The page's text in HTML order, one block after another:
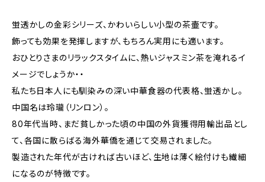
蛍透かしの金彩シリーズ、かわいらしい小型の茶壷です。
飾っても効果を発揮しますが、もちろん実用にも適います。
おひとりさまのリラックスタイムに、熱いジャスミン茶を淹れるイ
メージでしょうか・・
私たち日本人にも馴染みの深い中華食器の代表格、蛍透かし。
中国名は玲瓏（リンロン）。
80年代当時、まだ貧しかった頃の中国の外貨獲得用輸出品とし
て、各国に散らばる海外華僑を通じて交易されました。
製造された年代が古ければ古いほど、生地は薄く絵付けも繊細
になるのが特徴です。